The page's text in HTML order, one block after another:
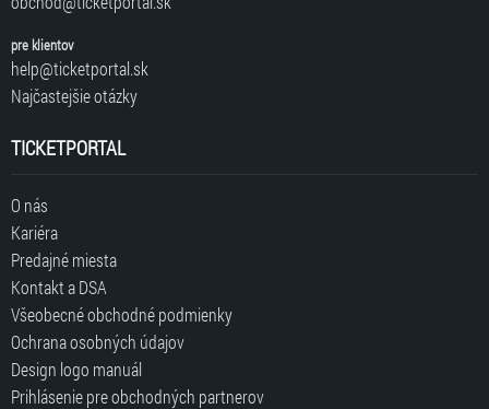
pre klientov
help@ticketportal.sk
Najčastejšie otázky
TICKETPORTAL
O nás
Kariéra
Predajné miesta
Kontakt a DSA
Všeobecné obchodné podmienky
Ochrana osobných údajov
Design logo manuál
Prihlásenie pre obchodných partnerov